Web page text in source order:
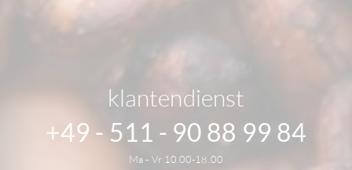
klantendienst
+49 - 511 - 90 88 99 84
Ma - Vr 10.00-18.00